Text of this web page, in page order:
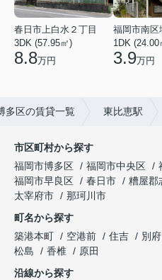
春日市上白水２丁目
3DK (57.95㎡)
8.8万円
福岡市南区
1DK (24.00
3.9万円
多区の賃貸一覧 東比恵駅
市区町村から探す
福岡市博多区
福岡市中央区
福岡市早良区
春日市 糟屋郡
太宰府市
那珂川市
町名から探す
築港本町
空港前 住吉 別府
松島
香椎
原田
沿線から探す